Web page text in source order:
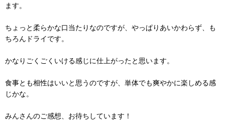
ます。
ちょっと柔らかな口当たりなのですが、やっぱりあいかわらず、も
ちろんドライです。
かなりごくごくいける感じに仕上がったと思います。
食事とも相性はいいと思うのですが、単体でも爽やかに楽しめる感
じかな。
みんさんのご感想、お待ちしています！